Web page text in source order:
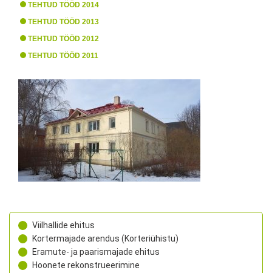
TEHTUD TÖÖD 2014
TEHTUD TÖÖD 2013
TEHTUD TÖÖD 2012
TEHTUD TÖÖD 2011
Viilhallide ehitus
Kortermajade arendus (Korteriühistu)
Eramute- ja paarismajade ehitus
Hoonete rekonstrueerimine